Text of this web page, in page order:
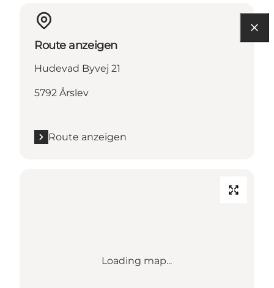
Route anzeigen
Hudevad Byvej 21
5792 Årslev
Route anzeigen
Loading map...